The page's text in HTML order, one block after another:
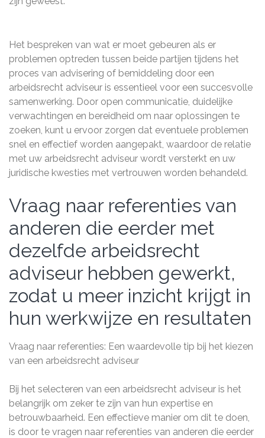
Het bespreken van wat er moet gebeuren als er
problemen optreden tussen beide partijen tijdens het
proces van advisering of bemiddeling door een
arbeidsrecht adviseur is essentieel voor een succesvolle
samenwerking. Door open communicatie, duidelijke
verwachtingen en bereidheid om naar oplossingen te
zoeken, kunt u ervoor zorgen dat eventuele problemen
snel en effectief worden aangepakt, waardoor de relatie
met uw arbeidsrecht adviseur wordt versterkt en uw
juridische kwesties met vertrouwen worden behandeld.
Vraag naar referenties van
anderen die eerder met
dezelfde arbeidsrecht
adviseur hebben gewerkt,
zodat u meer inzicht krijgt in
hun werkwijze en resultaten
Vraag naar referenties: Een waardevolle tip bij het kiezen
van een arbeidsrecht adviseur
Bij het selecteren van een arbeidsrecht adviseur is het
belangrijk om zeker te zijn van hun expertise en
betrouwbaarheid. Een effectieve manier om dit te doen,
is door te vragen naar referenties van anderen die eerder